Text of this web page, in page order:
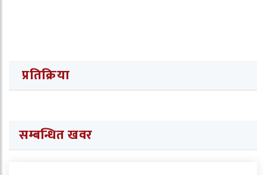
प्रतिक्रिया
सम्बन्धित खवर